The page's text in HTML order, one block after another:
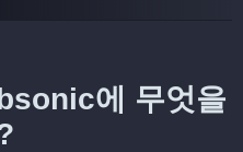
에 무엇을